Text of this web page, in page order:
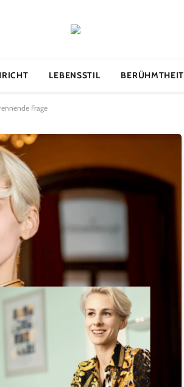
LEBENSSTIL BERÜHMTHEIT
Frage